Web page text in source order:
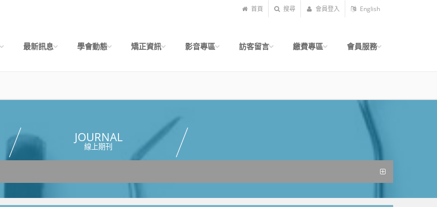
首頁 搜尋 會員登入 English
最新訊息 學會動態 矯正資訊 影音專區 訪客留言 繳費專區 會員服務
JOURNAL
線上期刊